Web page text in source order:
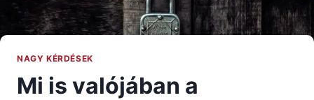
NAGY KÉRDÉSEK
Mi is valójában a